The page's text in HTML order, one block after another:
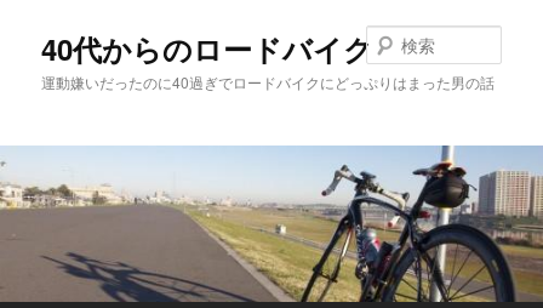
テ
ン
ツ
へ
移
ン
ツ
へ
移
動
40代からのロードバイク
運動嫌いだったのに40過ぎでロードバイクにどっぷりはまった男の話
索